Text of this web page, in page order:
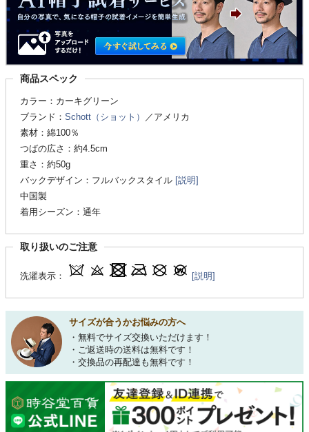
商品スペック
カラー：カーキグリーン
ブランド： Schott（ショット）
／アメリカ
素材：綿100％
つばの広さ：約4.5cm
重さ：約50g
バックデザイン：フルバックスタイル [説明]
中国製
着用シーズン：通年
取り扱いのご注意
洗濯表示： [説明]
サイズが合うかお悩みの方へ
・無料でサイズ交換いただけます！
・ご返送時の送料は無料です！
・交換品の再配達も無料です！